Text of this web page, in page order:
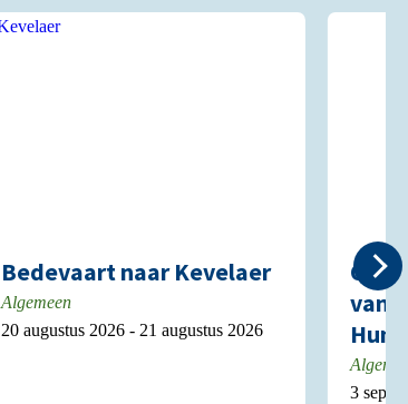
Bedevaart naar Kevelaer
Algemeen
20 augustus 2026 - 21 augustus 2026
van
3